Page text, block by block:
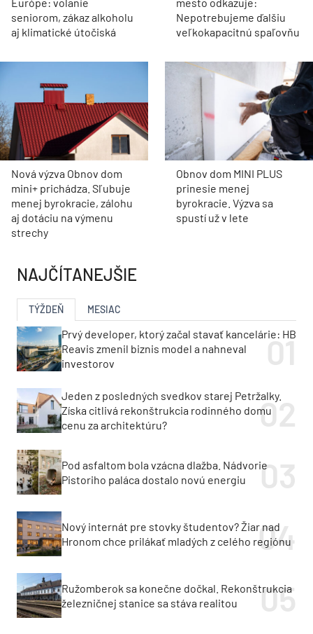
seniorom, zákaz alkoholu
aj klimatické útočiská
Nepotrebujeme ďalšiu
veľkokapacitnú spaľovňu
Nová výzva Obnov dom
mini+ prichádza. Sľubuje
menej byrokracie, zálohu
aj dotáciu na výmenu
strechy
Obnov dom MINI PLUS
prinesie menej
byrokracie. Výzva sa
spustí už v lete
NAJČÍTANEJŠIE
TÝŽDEŇ MESIAC
Prvý developer, ktorý začal stavať kancelárie: HB
Reavis zmenil biznis model a nahneval
investorov
Jeden z posledných svedkov starej Petržalky.
Získa citlivá rekonštrukcia rodinného domu
cenu za architektúru?
Pod asfaltom bola vzácna dlažba. Nádvorie
Pistoriho paláca dostalo novú energiu
Nový internát pre stovky študentov? Žiar nad
Hronom chce prilákať mladých z celého regiónu
Ružomberok sa konečne dočkal. Rekonštrukcia
železničnej stanice sa stáva realitou